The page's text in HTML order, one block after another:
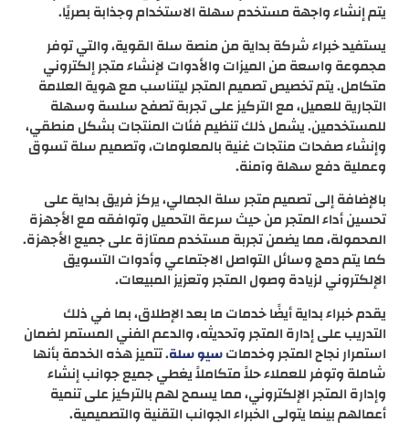
يتم إنشاء واجهة مستخدم سهلة الاستخدام وجذابة بصريًا.
يستفيد خبراء شركة بداية من منصة سلة القوية، والتي توفر
مجموعة واسعة من الميزات والأدوات لإنشاء متجر إلكتروني
متكامل. يتم تخصيص تصميم المتجر ليتناسب مع هوية العلامة
التجارية للعميل، مع التركيز على تجربة تصفح سلسة وسهلة
للمستخدمين. يشمل ذلك تنظيم فئات المنتجات بشكل منطقي،
وإنشاء صفحات منتجات غنية بالمعلومات، وتصميم سلة تسوق
وعملية دفع سهلة وآمنة.
بالإضافة إلى تصميم متجر سلة الجمالي، يركز فريق بداية على
تحسين أداء المتجر من حيث سرعة التحميل وتوافقه مع الأجهزة
المحمولة، مما يضمن تجربة مستخدم ممتازة على جميع الأجهزة.
كما يتم دمج وسائل التواصل الاجتماعي وأدوات التسويق
الإلكتروني لزيادة وصول المتجر وتعزيز المبيعات.
يقدم خبراء بداية أيضًا خدمات ما بعد الإطلاق، بما في ذلك
التدريب على إدارة المتجر وتحديثه، والدعم الفني المستمر لضمان
استمرار نجاح المتجر وخدماتسيو سلة. تتميز هذه الخدمة بأنها
شاملة وتوفر للعملاء حلاً متكاملاً يغطي جميع جوانب إنشاء
وإدارة المتجر الإلكتروني، مما يسمح لهم بالتركيز على تنمية
أعمالهم بينما يتولى الخبراء الجوانب التقنية والتصميمية.